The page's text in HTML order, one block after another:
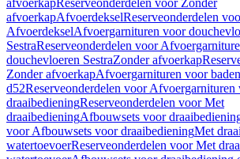
afvoerkapReserveonderdelen voor Zonder
afvoerkapAfvoerdekselReserveonderdelen
AfvoerdekselAfvoergarnituren voor
SestraReserveonderdelen voor
douchevloeren SestraZonder afvoerkap
Zonder afvoerkapAfvoergarnituren voor
d52Reserveonderdelen voor Afvoergarnituren
draaibedieningReserveonderdelen voor Met
draaibedieningAfbouwsets voor
voor Afbouwsets voor draaibedieningMet
watertoevoerReserveonderdelen voor Met